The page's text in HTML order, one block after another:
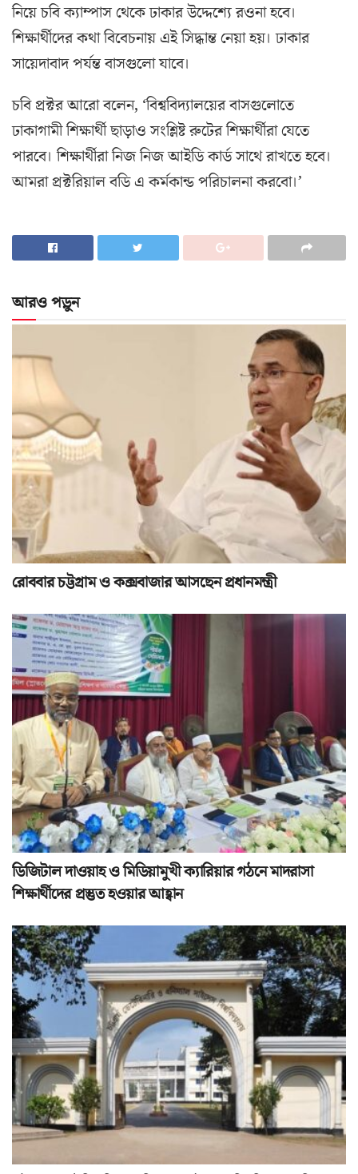
নিয়ে চবি ক্যাম্পাস থেকে ঢাকার উদ্দেশ্যে রওনা হবে।
শিক্ষার্থীদের কথা বিবেচনায় এই সিদ্ধান্ত নেয়া হয়। ঢাকার
সায়েদাবাদ পর্যন্ত বাসগুলো যাবে।
চবি প্রক্টর আ‌রো বলেন, ‘বিশ্ববিদ্যালয়ের বাসগুলোতে
ঢাকাগামী শিক্ষার্থী ছাড়াও সংশ্লিষ্ট রুটের শিক্ষার্থীরা যেতে
পারবে। শিক্ষার্থীরা নিজ নিজ আইডি কার্ড সাথে রাখতে হবে।
আমরা প্রক্টরিয়াল বডি এ কর্মকান্ড পরিচালনা করবো।’
আরও পড়ুন
রোববার চট্টগ্রাম ও কক্সবাজার আসছেন প্রধানমন্ত্রী
ডিজিটাল দাওয়াহ ও মিডিয়ামুখী ক্যারিয়ার গঠনে মাদরাসা
শিক্ষার্থীদের প্রস্তুত হওয়ার আহ্বান